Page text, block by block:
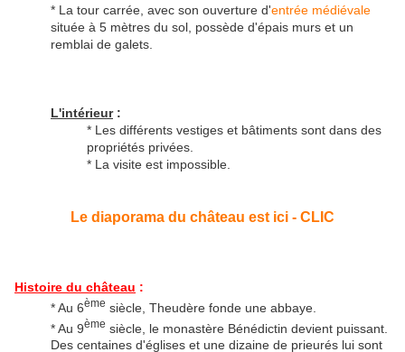
* La tour carrée, avec son ouverture d'entrée médiévale
située à 5 mètres du sol, possède d'épais murs et un
remblai de galets.
L'intérieur:
* Les différents vestiges et bâtiments sont dans des
propriétés privées.
* La visite est impossible.
Le diaporama du château est ici - CLIC
Histoire du château :
* Au 6ème siècle, Theudère fonde une abbaye.
* Au 9ème siècle, le monastère Bénédictin devient puissant.
Des centaines d'églises et une dizaine de prieurés lui sont